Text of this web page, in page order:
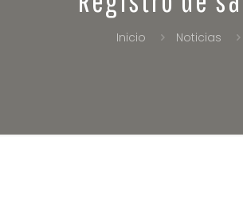
Inicio Noticias